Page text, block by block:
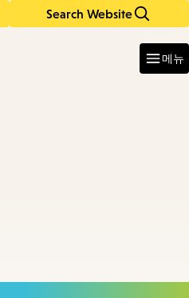
Search Website
메뉴